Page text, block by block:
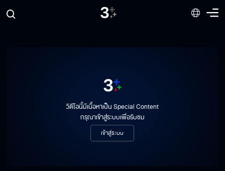
วิดีโอนี้มีเนื้อหาเป็น Special Content
กรุณาเข้าสู่ระบบเพื่อรับชม
เข้าสู่ระบบ